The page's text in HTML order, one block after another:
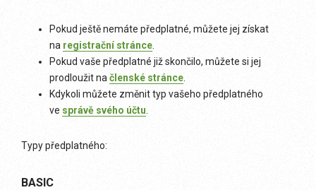
Pokud ještě nemáte předplatné, můžete jej získat
na registrační stránce
Pokud vaše předplatné již skončilo, můžete si jej
prodloužit na členské stránce
Kdykoli můžete změnit typ vašeho předplatného
ve správě svého účtu
Typy předplatného:
BASIC